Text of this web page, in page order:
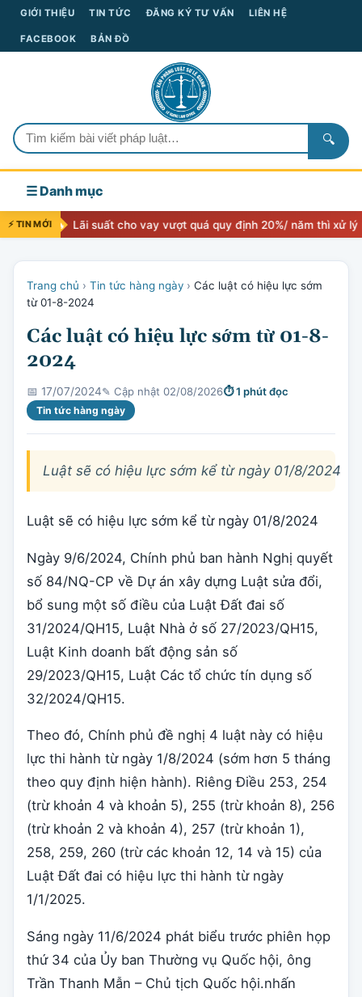
GIỚI THIỆU TIN TỨC ĐĂNG KÝ TƯ VẤN LIÊN HỆ
FACEBOOK BẢN ĐỒ
🔍
☰ Danh mục
⚡ TIN MỚI
Lãi suất cho vay vượt quá quy định 20%/ năm thì xử lý như thế nào
Trang chủ › Tin tức hàng ngày › Các luật có hiệu lực sớm
từ 01-8-2024
Các luật có hiệu lực sớm từ 01-8-
2024
📅 17/07/2024✎ Cập nhật 02/08/2026⏱ 1 phút đọc
Tin tức hàng ngày
Luật sẽ có hiệu lực sớm kể từ ngày 01/8/2024
Luật sẽ có hiệu lực sớm kể từ ngày 01/8/2024
Ngày 9/6/2024, Chính phủ ban hành Nghị quyết
số 84/NQ-CP về Dự án xây dựng Luật sửa đổi,
bổ sung một số điều của Luật Đất đai số
31/2024/QH15, Luật Nhà ở số 27/2023/QH15,
Luật Kinh doanh bất động sản số
29/2023/QH15, Luật Các tổ chức tín dụng số
32/2024/QH15.
Theo đó, Chính phủ đề nghị 4 luật này có hiệu
lực thi hành từ ngày 1/8/2024 (sớm hơn 5 tháng
theo quy định hiện hành). Riêng Điều 253, 254
(trừ khoản 4 và khoản 5), 255 (trừ khoản 8), 256
(trừ khoản 2 và khoản 4), 257 (trừ khoản 1),
258, 259, 260 (trừ các khoản 12, 14 và 15) của
Luật Đất đai có hiệu lực thi hành từ ngày
1/1/2025.
Sáng ngày 11/6/2024 phát biểu trước phiên họp
thứ 34 của Ủy ban Thường vụ Quốc hội, ông
Trần Thanh Mẫn – Chủ tịch Quốc hội.nhấn